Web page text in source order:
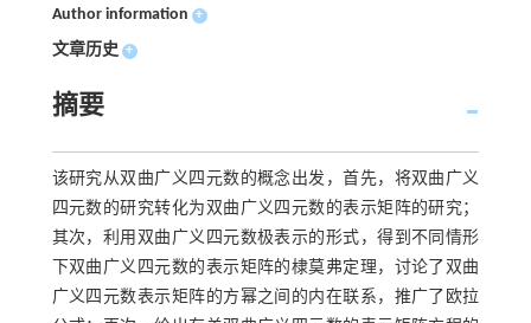
Author information +
文章历史 +
摘要
该研究从双曲广义四元数的概念出发，首先，将双曲广义
四元数的研究转化为双曲广义四元数的表示矩阵的研究；
其次，利用双曲广义四元数极表示的形式，得到不同情形
下双曲广义四元数的表示矩阵的棣莫弗定理，讨论了双曲
广义四元数表示矩阵的方幂之间的内在联系，推广了欧拉